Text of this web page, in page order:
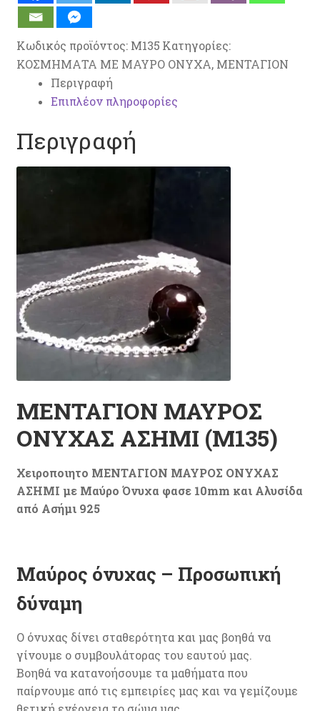
Κωδικός προϊόντος: M135 Κατηγορίες:
ΚΟΣΜΗΜΑΤΑ ΜΕ ΜΑΥΡΟ ΟΝΥΧΑ, ΜΕΝΤΑΓΙΟΝ
Περιγραφή
Επιπλέον πληροφορίες
Περιγραφή
ΜΕΝΤΑΓΙΟΝ ΜΑΥΡΟΣ
ΟΝΥΧΑΣ ΑΣΗΜΙ (M135)
Χειροποιητο ΜΕΝΤΑΓΙΟΝ ΜΑΥΡΟΣ ΟΝΥΧΑΣ
ΑΣΗΜΙ με Μαύρο Όνυχα φασε 10mm και Αλυσίδα
από Ασήμι 925
Μαύρος όνυχας – Προσωπική
δύναμη
Ο όνυχας δίνει σταθερότητα και μας βοηθά να
γίνουμε ο συμβουλάτορας του εαυτού μας.
Βοηθά να κατανοήσουμε τα μαθήματα που
παίρνουμε από τις εμπειρίες μας και να γεμίζουμε